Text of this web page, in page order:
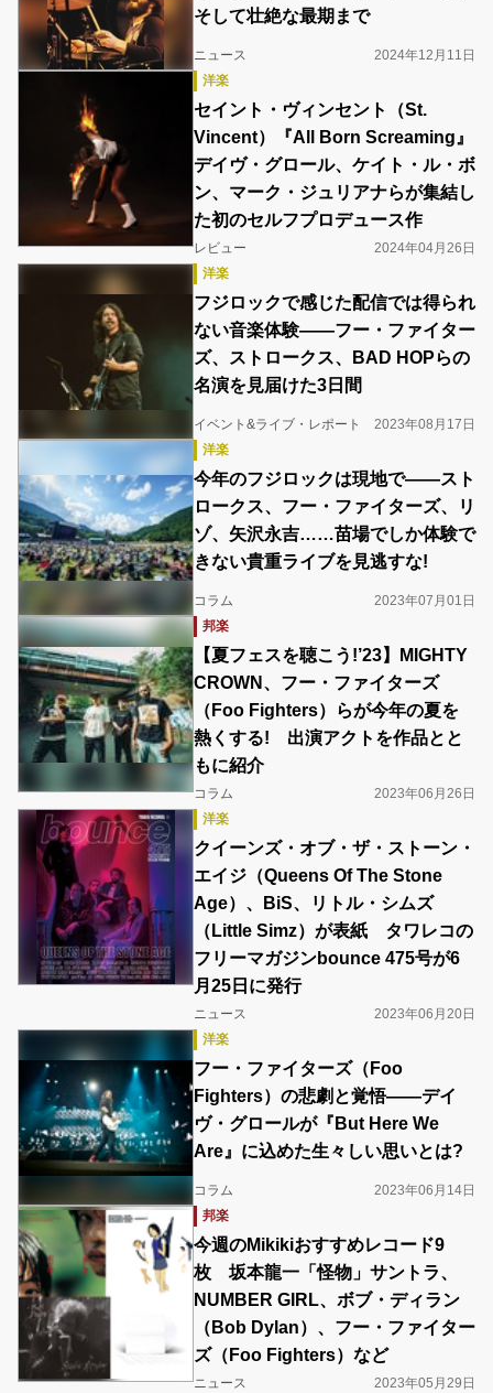
そして壮絶な最期まで
ニュース
2024年12月11日
洋楽
セイント・ヴィンセント（St.
Vincent）『All Born Screaming』
デイヴ・グロール、ケイト・ル・ボ
ン、マーク・ジュリアナらが集結し
た初のセルフプロデュース作
レビュー
2024年04月26日
洋楽
フジロックで感じた配信では得られ
ない音楽体験――フー・ファイター
ズ、ストロークス、BAD HOPらの
名演を見届けた3日間
イベント&ライブ・レポート
2023年08月17日
洋楽
今年のフジロックは現地で――スト
ロークス、フー・ファイターズ、リ
ゾ、矢沢永吉……苗場でしか体験で
きない貴重ライブを見逃すな!
コラム
2023年07月01日
邦楽
【夏フェスを聴こう!’23】MIGHTY
CROWN、フー・ファイターズ
（Foo Fighters）らが今年の夏を
熱くする! 出演アクトを作品とと
もに紹介
コラム
2023年06月26日
洋楽
クイーンズ・オブ・ザ・ストーン・
エイジ（Queens Of The Stone
Age）、BiS、リトル・シムズ
（Little Simz）が表紙 タワレコの
フリーマガジンbounce 475号が6
月25日に発行
ニュース
2023年06月20日
洋楽
フー・ファイターズ（Foo
Fighters）の悲劇と覚悟――デイ
ヴ・グロールが『But Here We
Are』に込めた生々しい思いとは?
コラム
2023年06月14日
邦楽
今週のMikikiおすすめレコード9
枚 坂本龍一「怪物」サントラ、
NUMBER GIRL、ボブ・ディラン
（Bob Dylan）、フー・ファイター
ズ（Foo Fighters）など
ニュース
2023年05月29日